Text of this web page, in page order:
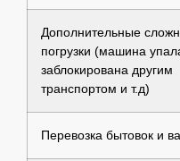
Дополнительные
погрузки (машина
заблокирована другим
транспортом и т.д)
Перевозка бытовок и